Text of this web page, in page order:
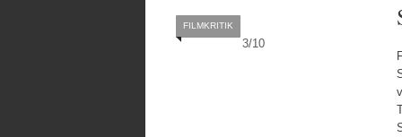
3/10
FILMKRITIK